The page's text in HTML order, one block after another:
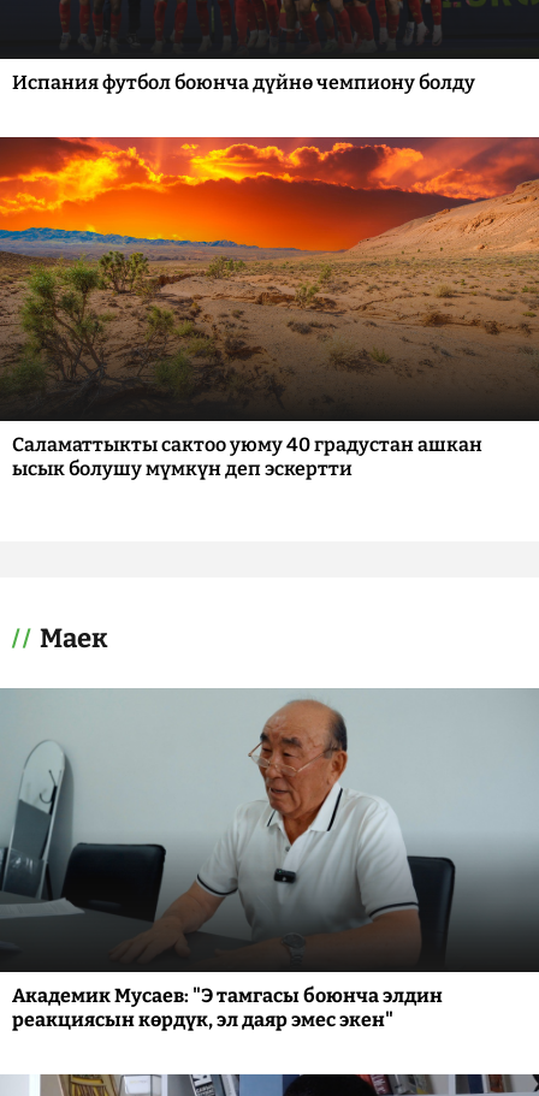
Испания футбол боюнча дүйнө чемпиону болду
Саламаттыкты сактоо уюму 40 градустан ашкан
ысык болушу мүмкүн деп эскертти
Маек
Академик Мусаев: "Э тамгасы боюнча элдин
реакциясын көрдүк, эл даяр эмес экен"